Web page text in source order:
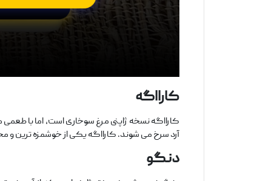
کارااگه
کارااگه نسخه ژاپنی مرغ سوخاری است، اما با
آرد سرخ می ‌شوند. کارااگه یکی از خوشمزه ‌ترین و
دنگو